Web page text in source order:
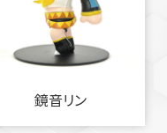
鏡音リン